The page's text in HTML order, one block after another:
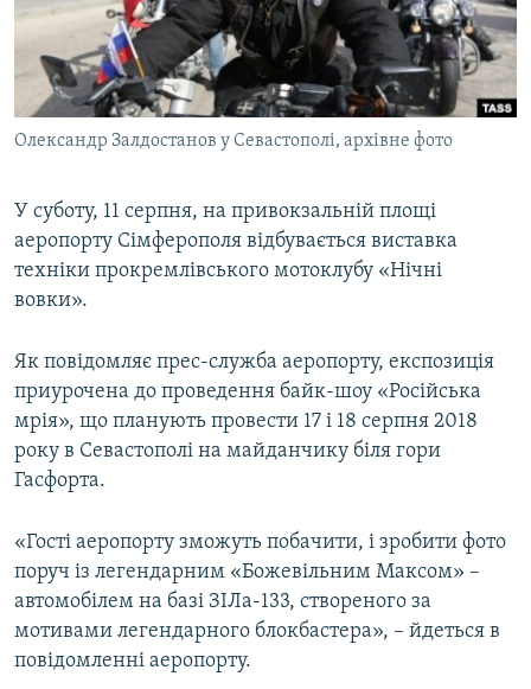
ВІДЕОУРОКИ «ELIFBE»
СВІДЧЕННЯ ОКУПАЦІЇ
УКРАЇНСЬКА ПРОБЛЕМА КРИМУ
ІНФОГРАФІКА
Qırımtatar
ДОЛУЧАЙСЯ!
Усі сайти RFE/RL
Олександр Залдостанов у Севастополі, архівне фото
У суботу, 11 серпня, на привокзальній площі
аеропорту Сімферополя відбувається виставка
техніки прокремлівського мотоклубу «Нічні
вовки».
Як повідомляє прес-служба аеропорту, експозиція
приурочена до проведення байк-шоу «Російська
мрія», що планують провести 17 і 18 серпня 2018
року в Севастополі на майданчику біля гори
Гасфорта.
«Гості аеропорту зможуть побачити, і зробити фото
поруч із легендарним «Божевільним Максом» –
автомобілем на базі ЗІЛа-133, створеного за
мотивами легендарного блокбастера», – йдеться в
повідомленні аеропорту.